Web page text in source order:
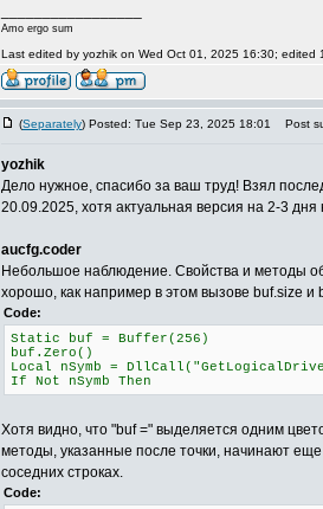
Amo ergo sum
Last edited by yozhik on Wed Oct 01, 2025 16:30; edited
(Separately) Posted: Tue Sep 23, 2025 18:01 Post
yozhik
Дело нужное, спасибо за ваш труд! Взял
20.09.2025, хотя актуальная версия на 2-3 дня
aucfg.coder
Небольшое наблюдение. Свойства и методы
хорошо, как например в этом вызове buf.size и
Code:
Static buf = Buffer(256)
buf.Zero()
Local nSymb =
If Not nSymb Then
Хотя видно, что "buf =" выделяется одним
методы, указанные после точки, начинают
соседних строках.
Code: